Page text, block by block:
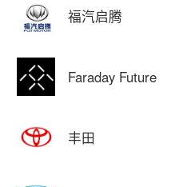
福汽启腾
Faraday Future
丰田